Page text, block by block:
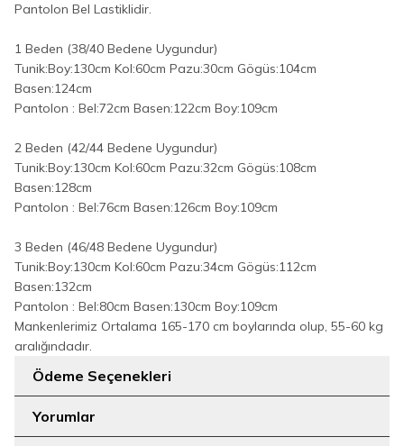
Pantolon Bel Lastiklidir.
1 Beden (38/40 Bedene Uygundur)
Tunik:Boy:130cm Kol:60cm Pazu:30cm Gögüs:104cm
Basen:124cm
Pantolon : Bel:72cm Basen:122cm Boy:109cm
2 Beden (42/44 Bedene Uygundur)
Tunik:Boy:130cm Kol:60cm Pazu:32cm Gögüs:108cm
Basen:128cm
Pantolon : Bel:76cm Basen:126cm Boy:109cm
3 Beden (46/48 Bedene Uygundur)
Tunik:Boy:130cm Kol:60cm Pazu:34cm Gögüs:112cm
Basen:132cm
Pantolon : Bel:80cm Basen:130cm Boy:109cm
Mankenlerimiz Ortalama 165-170 cm boylarında olup, 55-60 kg
aralığındadır.
Ödeme Seçenekleri
Yorumlar